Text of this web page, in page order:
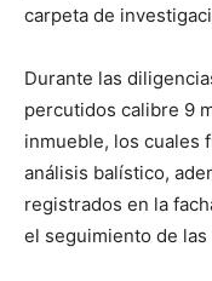
carpeta de
Durante las
percutidos calibre 9
inmueble, los cuales
análisis balístico,
registrados en la
el seguimiento de